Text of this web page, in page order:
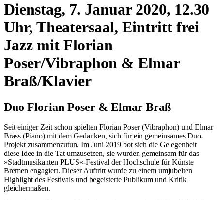
Dienstag, 7. Januar 2020, 12.30
Uhr, Theatersaal, Eintritt frei
Jazz mit Florian
Poser/Vibraphon & Elmar
Braß/Klavier
Duo Florian Poser & Elmar Braß
Seit einiger Zeit schon spielten Florian Poser (Vibraphon) und Elmar
Brass (Piano) mit dem Gedanken, sich für ein gemeinsames Duo-
Projekt zusammenzutun. Im Juni 2019 bot sich die Gelegenheit
diese Idee in die Tat umzusetzen, sie wurden gemeinsam für das
»Stadtmusikanten PLUS«-Festival der Hochschule für Künste
Bremen engagiert. Dieser Auftritt wurde zu einem umjubelten
Highlight des Festivals und begeisterte Publikum und Kritik
gleichermaßen.